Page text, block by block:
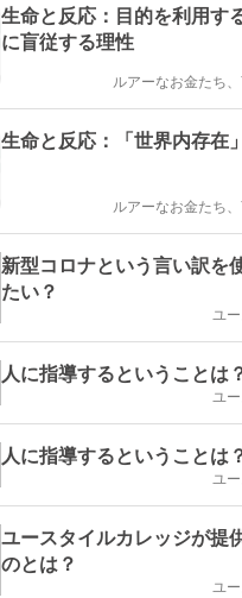
生命と反応：目的を利用す
に盲従する理性
ルアーなお金たち
生命と反応：「世界内存在
ルアーなお金たち
新型コロナという言い訳を
たい？
ユ
人に指導するということは
ユ
人に指導するということは
ユ
ユースタイルカレッジが提
のとは？
ユ